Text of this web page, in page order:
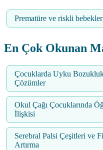
Prematüre ve riskli
En Çok Okunan
Çocuklarda Uyku
Çözümler
Okul Çağı Çocuklarında
İlişkisi
Serebral Palsi Çeşitleri ve
Artırma